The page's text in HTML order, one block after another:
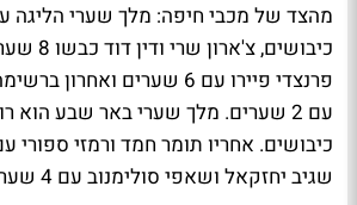
כיבושים,
פרנצדי פיירו עם 6 שערים
שגיב יחזקאל ושאפי סולימנוב עם 4 שערים כל אחד.